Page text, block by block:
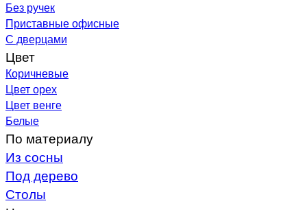
Без ручек
Приставные офисные
С дверцами
Цвет
Коричневые
Цвет орех
Цвет венге
Белые
По материалу
Из сосны
Под дерево
Столы